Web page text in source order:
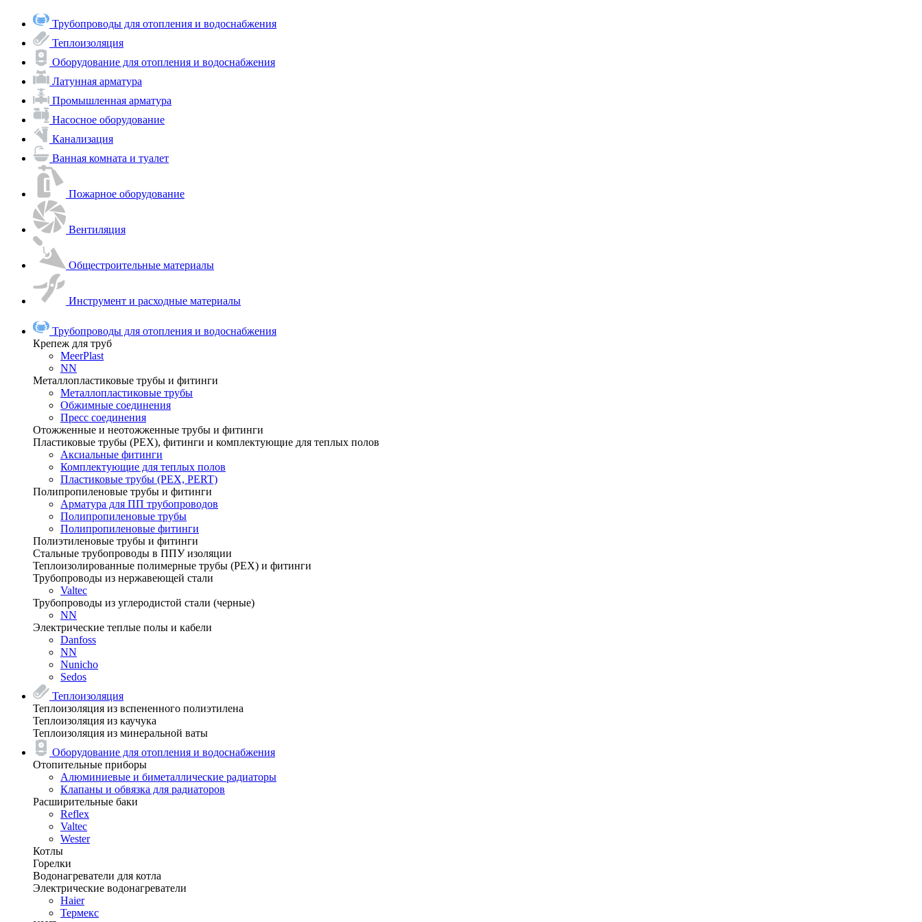
Трубопроводы для отопления и водоснабжения
Теплоизоляция
Оборудование для отопления и водоснабжения
Латунная арматура
Промышленная арматура
Насосное оборудование
Канализация
Ванная комната и туалет
Пожарное оборудование
Вентиляция
Общестроительные материалы
Инструмент и расходные материалы
Трубопроводы для отопления и водоснабжения
Крепеж для труб
MeerPlast
NN
Металлопластиковые трубы и фитинги
Металлопластиковые трубы
Обжимные соединения
Пресс соединения
Отожженные и неотожженные трубы и фитинги
Пластиковые трубы (РЕХ), фитинги и комплектующие для теплых полов
Аксиальные фитинги
Комплектующие для теплых полов
Пластиковые трубы (РЕХ, PERT)
Полипропиленовые трубы и фитинги
Арматура для ПП трубопроводов
Полипропиленовые трубы
Полипропиленовые фитинги
Полиэтиленовые трубы и фитинги
Стальные трубопроводы в ППУ изоляции
Теплоизолированные полимерные трубы (РЕХ) и фитинги
Трубопроводы из нержавеющей стали
Valtec
Трубопроводы из углеродистой стали (черные)
NN
Электрические теплые полы и кабели
Danfoss
NN
Nunicho
Sedos
Теплоизоляция
Теплоизоляция из вспененного полиэтилена
Теплоизоляция из каучука
Теплоизоляция из минеральной ваты
Оборудование для отопления и водоснабжения
Отопительные приборы
Алюминиевые и биметаллические радиаторы
Клапаны и обвязка для радиаторов
Расширительные баки
Reflex
Valtec
Wester
Котлы
Горелки
Водонагреватели для котла
Электрические водонагреватели
Haier
Термекс